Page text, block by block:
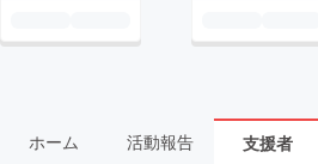
ホーム 活動報告 支援者